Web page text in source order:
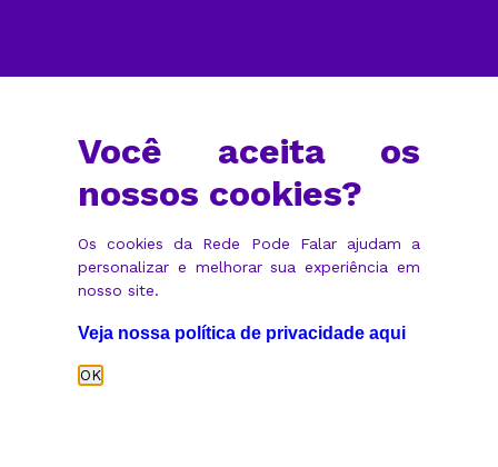
Você aceita os
nossos cookies?
Os cookies da Rede Pode Falar ajudam a
personalizar e melhorar sua experiência em
nosso site.
Veja nossa política de privacidade aqui
OK